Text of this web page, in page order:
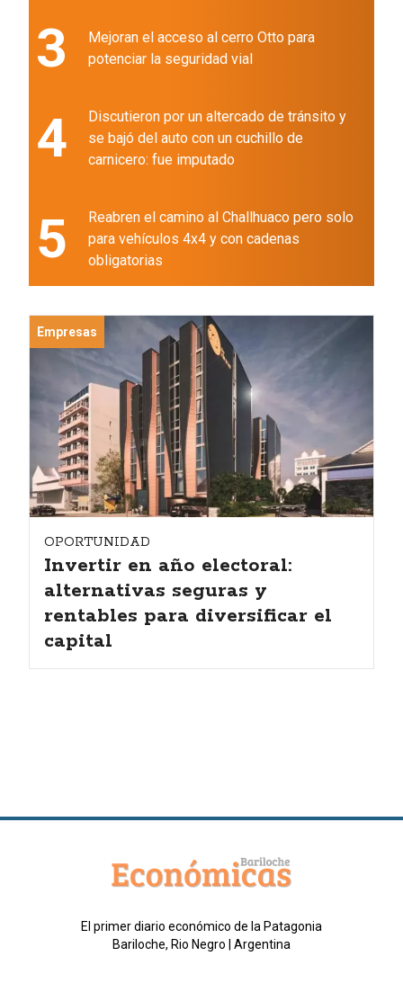
3
Mejoran el acceso al cerro Otto para
potenciar la seguridad vial
4
Discutieron por un altercado de tránsito y
se bajó del auto con un cuchillo de
carnicero: fue imputado
5
Reabren el camino al Challhuaco pero solo
para vehículos 4x4 y con cadenas
obligatorias
Empresas
OPORTUNIDAD
Invertir en año electoral:
alternativas seguras y
rentables para diversificar el
capital
El primer diario económico de la Patagonia
Bariloche, Rio Negro | Argentina